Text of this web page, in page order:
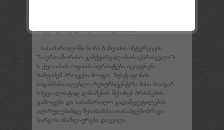
სპეციალისტად სხვა პირი დანიშნა.
სასამართლოში ნონა ბაბუაძის ინტერესებს
"საერთაშორისო გამჭვირვალობა-საქართველო"-
ს ქუთაისის ოფისის იურისტები იცავდნენ.
ბაბუაძემ პროცესი მოიგო. ზესტაფონის
საგანმანათლებლო რესურსცენტრს მისი მთავარ
სპეციალისტად დანიშვნის შესახებ ბრძანების
გამოცემა და სასამართლო გადაწყვეტილების
აღსრულებამდე შესაბამისი თანამდებობრივი
სარგოს ანაზღაურება დაევალა.